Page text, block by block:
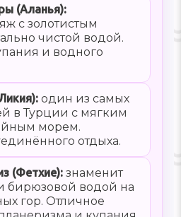
(Аланья):
с золотистым
чистой водой.
и водного
один из самых
в Турции с мягким
морем.
отдыха.
(Фетхие):знаменит
бирюзовой водой на
гор. Отличное